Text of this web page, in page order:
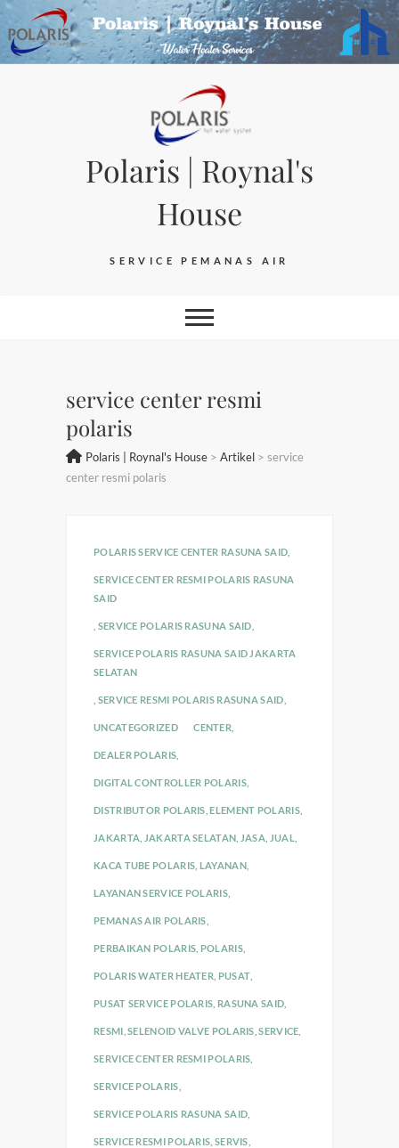
Skip
to
content
Polaris | Roynal's
House
SERVICE PEMANAS AIR
service center resmi
polaris
Polaris | Roynal's House > Artikel > service
center resmi polaris
POLARIS SERVICE CENTER RASUNA SAID
SERVICE CENTER RESMI POLARIS RASUNA
SAID
SERVICE POLARIS RASUNA SAID
SERVICE POLARIS RASUNA SAID JAKARTA
SELATAN
SERVICE RESMI POLARIS RASUNA SAID
UNCATEGORIZED CENTER
DEALER POLARIS
DIGITAL CONTROLLER POLARIS,
DISTRIBUTOR POLARIS ,ELEMENT POLARIS,
JAKARTA JAKARTA SELATAN JASA JUAL
KACA TUBE POLARIS LAYANAN,
LAYANAN SERVICE POLARIS,
PEMANAS AIR POLARIS
PERBAIKAN POLARIS POLARIS,
POLARIS WATER HEATER PUSAT
PUSAT SERVICE POLARIS RASUNA SAID
RESMI ,SELENOID VALVE POLARIS ,SERVICE
SERVICE CENTER RESMI POLARIS
SERVICE POLARIS
SERVICE POLARIS RASUNA SAID
SERVICE RESMI POLARIS SERVIS